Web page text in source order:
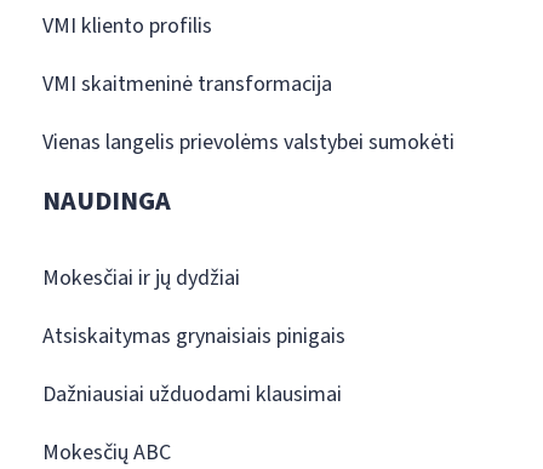
VMI kliento profilis
VMI skaitmeninė transformacija
Vienas langelis prievolėms valstybei sumokėti
NAUDINGA
Mokesčiai ir jų dydžiai
Atsiskaitymas grynaisiais pinigais
Dažniausiai užduodami klausimai
Mokesčių ABC